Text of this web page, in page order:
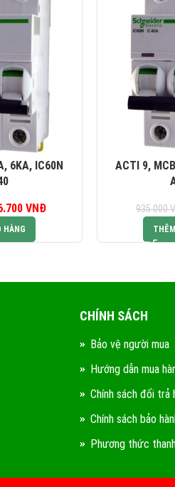
6KA, IC60N
Giá gốc là:
1.094.500 VNĐ.
VNĐ
HÀNG
ACTI 9,
935.000
CHÍNH SÁCH
Bảo vệ người mua
Hướng dẫn mua
Chính sách đổi trả
Chính sách bảo
Phương thức